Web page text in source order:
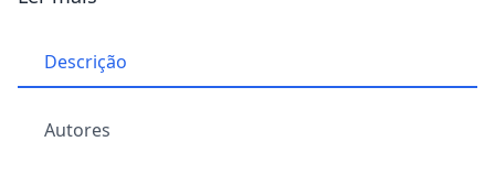
Descrição
Autores